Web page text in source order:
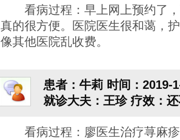
看病过程：早上网上预约了
真的很方便。医院医生很和蔼，
像其他医院乱收费。
患者：牛莉 时间：2019-
就诊大夫：王珍 疗效：
看病过程：廖医生治疗荨麻